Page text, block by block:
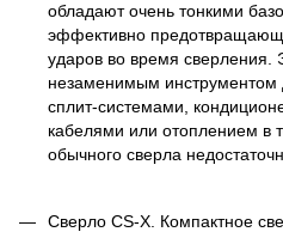
обладают очень тонкими
эффективно
ударов во время сверления.
незаменимым инструментом
сплит-системами,
кабелями или отоплением в
обычного сверла
Сверло CS-X. Компактное